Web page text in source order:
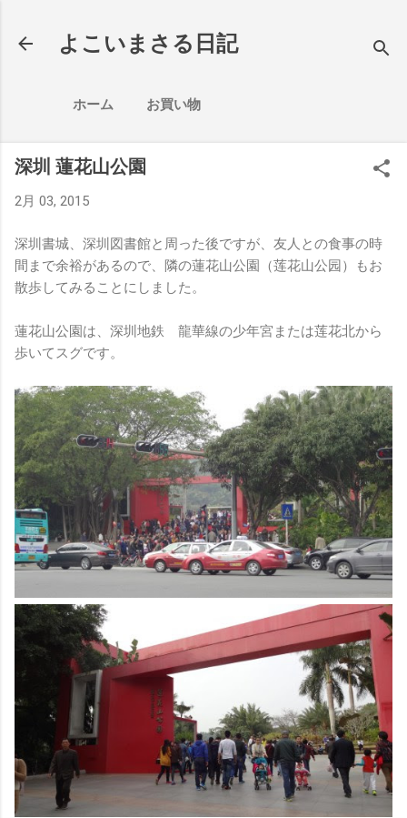
よこいまさる日記
ホーム お買い物
深圳 蓮花山公園
2月 03, 2015
深圳書城、深圳図書館と周った後ですが、友人との食事の時
間まで余裕があるので、隣の蓮花山公園（莲花山公园）もお
散歩してみることにしました。
蓮花山公園は、深圳地鉄 龍華線の少年宮または莲花北から
歩いてスグです。